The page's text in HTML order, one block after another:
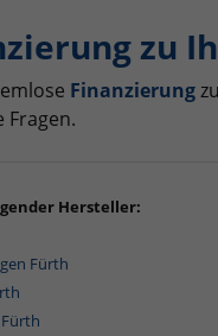
zu
Finanzierung
Hersteller:
Fürth